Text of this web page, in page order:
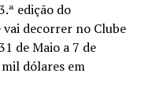
edição do
decorrer no Clube
de Maio a 7 de
dólares em